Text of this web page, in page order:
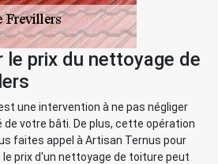
le prix du nettoyage de
une intervention à ne pas négliger
de votre bâti. De plus, cette opération
faites appel à Artisan Ternus pour
le prix d'un nettoyage de toiture peut